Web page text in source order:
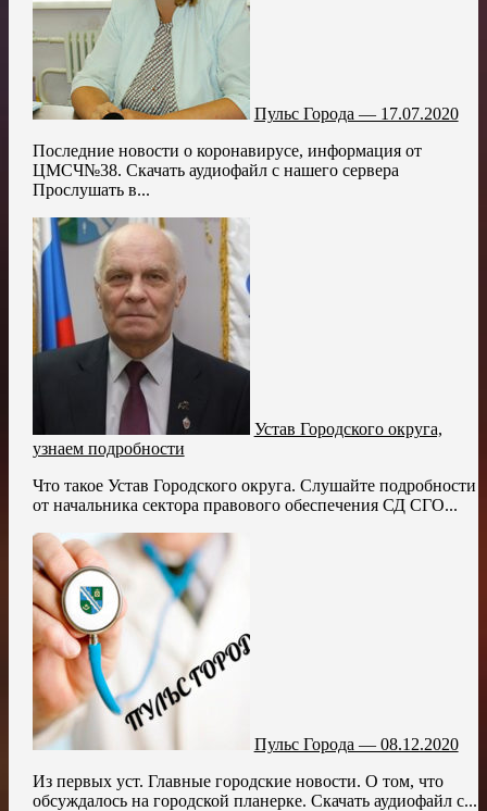
Пульс Города — 17.07.2020
Последние новости о коронавирусе, информация от
ЦМСЧ№38. Скачать аудиофайл с нашего сервера
Прослушать в...
Устав Городского округа,
узнаем подробности
Что такое Устав Городского округа. Слушайте подробности
от начальника сектора правового обеспечения СД СГО...
Пульс Города — 08.12.2020
Из первых уст. Главные городские новости. О том, что
обсуждалось на городской планерке. Скачать аудиофайл с...